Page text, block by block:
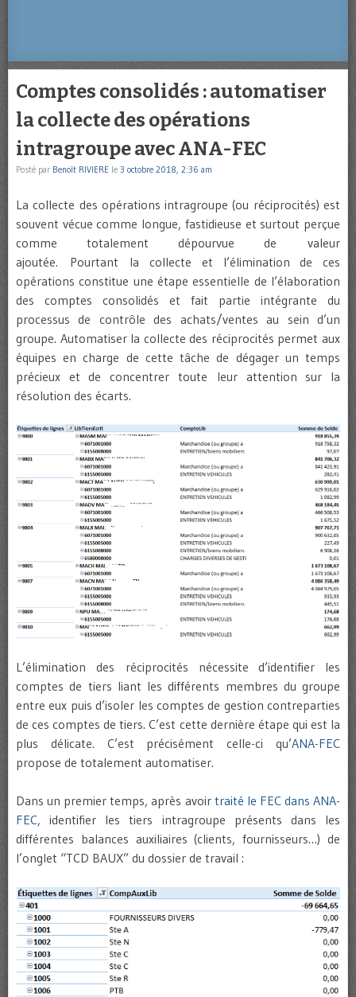
Comptes consolidés : automatiser
la collecte des opérations
intragroupe avec ANA-FEC
Posté par Benoît RIVIERE le 3 octobre 2018, 2:36 am
La collecte des opérations intragroupe (ou réciprocités) est
souvent vécue comme longue, fastidieuse et surtout perçue
comme totalement dépourvue de valeur
ajoutée. Pourtant la collecte et l’élimination de ces
opérations constitue une étape essentielle de l’élaboration
des comptes consolidés et fait partie intégrante du
processus de contrôle des achats/ventes au sein d’un
groupe. Automatiser la collecte des réciprocités permet aux
équipes en charge de cette tâche de dégager un temps
précieux et de concentrer toute leur attention sur la
résolution des écarts.
L’élimination des réciprocités nécessite d’identifier les
comptes de tiers liant les différents membres du groupe
entre eux puis d’isoler les comptes de gestion contreparties
de ces comptes de tiers. C’est cette dernière étape qui est la
plus délicate. C’est précisément celle-ci qu’ANA-FEC
propose de totalement automatiser.
Dans un premier temps, après avoir traité le FEC dans ANA-
FEC, identifier les tiers intragroupe présents dans les
différentes balances auxiliaires (clients, fournisseurs…) de
l’onglet “TCD BAUX” du dossier de travail :